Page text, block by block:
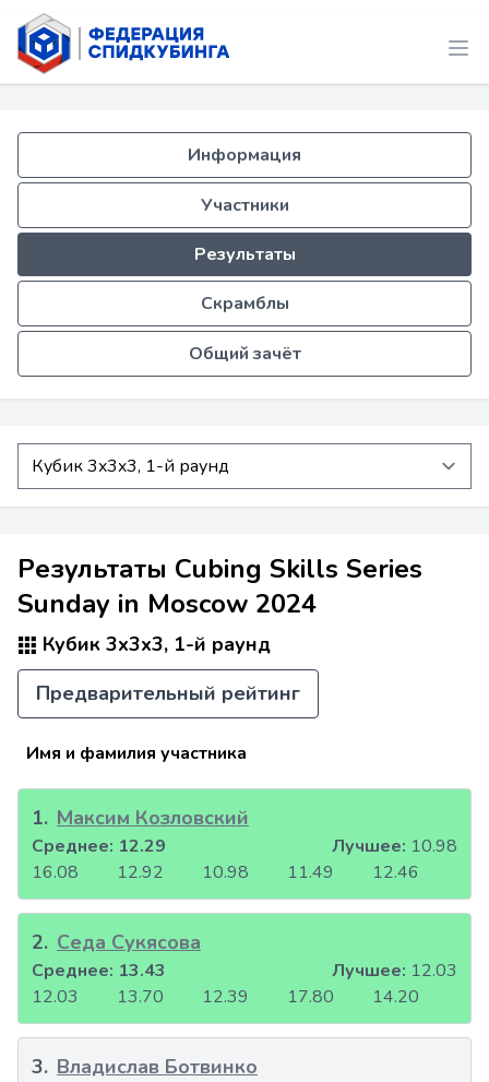
Информация
Участники
Результаты
Скрамблы
Общий зачёт
Результаты Cubing Skills Series
Sunday in Moscow 2024
Кубик 3x3x3, 1-й раунд
Предварительный рейтинг
Имя и фамилия участника
1. Максим Козловский
16.08 12.92 10.98 11.49 12.46
Среднее: 12.29 Лучшее: 10.98
2. Седа Сукясова
12.03 13.70 12.39 17.80 14.20
Среднее: 13.43 Лучшее: 12.03
3. Владислав Ботвинко